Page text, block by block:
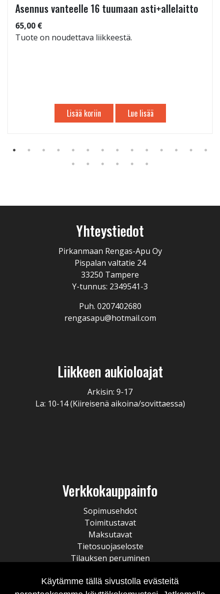
Asennus vanteelle 16 tuumaan asti+allelaitto
65,00 €
Tuote on noudettava liikkeestä.
Lisää koriin Lue lisää
Yhteystiedot
Pirkanmaan Rengas-Apu Oy
Pispalan valtatie 24
33250 Tampere
Y-tunnus: 2349541-3
Puh. 0207402680
rengasapu@hotmail.com
Liikkeen aukioloajat
Arkisin: 9-17
La: 10-14 (Kiireisenä aikoina/sovittaessa)
Verkkokauppainfo
Sopimusehdot
Toimitustavat
Maksutavat
Tietosuojaseloste
Tilauksen peruminen
Käytämme tällä sivustolla evästeitä